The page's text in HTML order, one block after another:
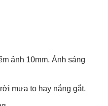
ảnh 10mm. Ánh sáng
mưa to hay nắng gắt.